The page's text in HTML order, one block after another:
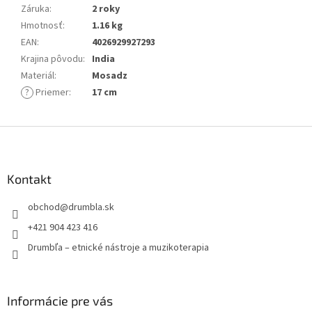
Záruka:
2 roky
Hmotnosť:
1.16 kg
EAN:
4026929927293
Krajina pôvodu: India
Materiál:
Mosadz
? Priemer: 17 cm
Kontakt
obchod@drumbla.sk
+421 904 423 416
Drumbľa – etnické nástroje a muzikoterapia
Informácie pre vás